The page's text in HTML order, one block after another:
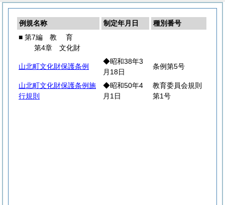
例規名称 制定年月日
種別番号
■ 第7編 教 育
第4章 文化財
山北町文化財保護条例
◆昭和38年3
月18日
条例第5号
山北町文化財保護条例施
行規則
◆昭和50年4
月1日
教育委員会規則
第1号